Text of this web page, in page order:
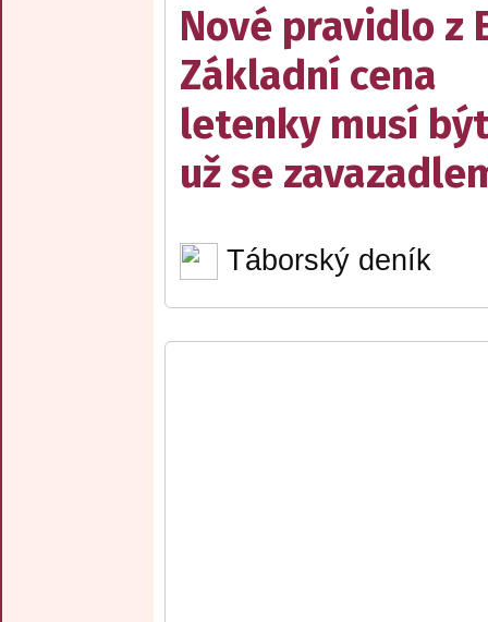
Nové pravidlo z
Základní cena
letenky musí
už se
Táborský deník